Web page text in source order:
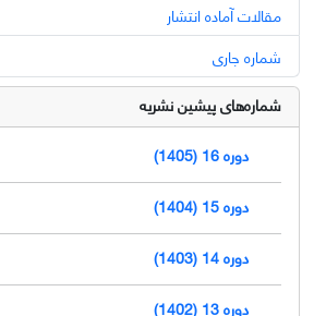
مقالات آماده انتشار
شماره جاری
شماره‌های پیشین نشریه
دوره 16 (1405)
دوره 15 (1404)
دوره 14 (1403)
دوره 13 (1402)